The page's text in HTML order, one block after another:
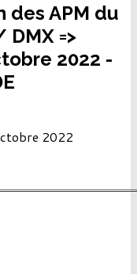
des APM du
DMX =>
2022 -
2022